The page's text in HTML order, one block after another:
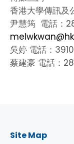
香港大學傳訊及
尹慧筠 電話：
吳婷 電話：
蔡建豪 電話：
Site Map